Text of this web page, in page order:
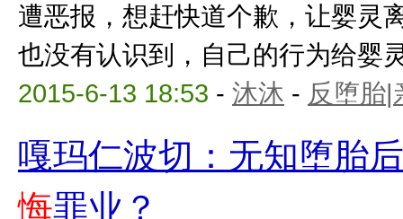
遭恶报，想赶快道个歉，让婴灵
也没有认识到，自己的行为给婴
2015-6-13 18:53 - 沐沐 - 反堕胎|
嘎玛仁波切：无知堕胎
悔罪业？